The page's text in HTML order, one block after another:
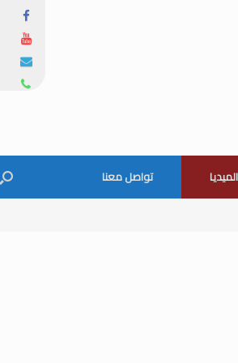
الميديا تواصل معنا